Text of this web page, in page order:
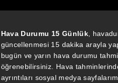
Hava Durumu 15 Günlük,
güncellenmesi 15 dakika arayla
bugün ve yarın hava durumu
öğrenebilirsiniz. Hava
ayrıntıları sosyal medya